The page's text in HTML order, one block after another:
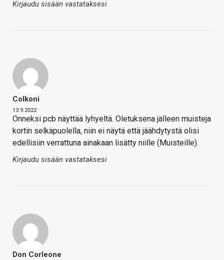
Kirjaudu sisään vastataksesi
Colkoni
13.9.2022
Onneksi pcb näyttää lyhyeltä. Oletuksena jälleen muisteja
kortin selkäpuolella, niin ei näytä että jäähdytystä olisi
edellisiin verrattuna ainakaan lisätty niille (Muisteille).
Kirjaudu sisään vastataksesi
Don Corleone